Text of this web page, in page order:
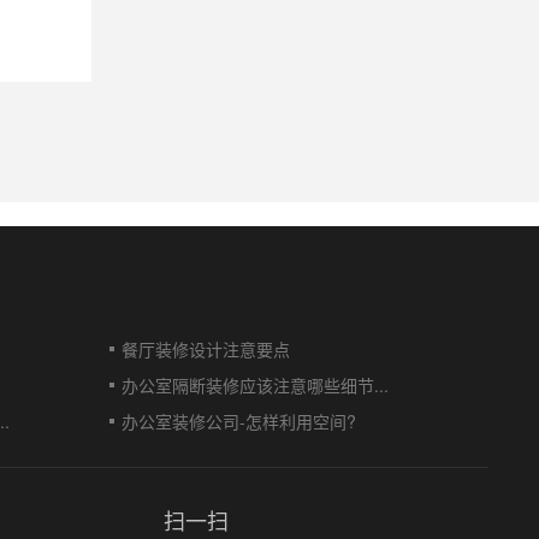
餐厅装修设计注意要点
办公室隔断装修应该注意哪些细节...
办公室装修公司-怎样利用空间?
扫一扫